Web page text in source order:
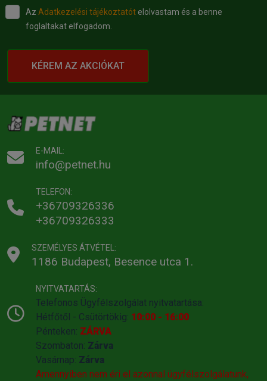
Az Adatkezelési tájékoztatót elolvastam és a benne
foglaltakat elfogadom.
KÉREM AZ AKCIÓKAT
E-MAIL:
info@petnet.hu
TELEFON:
+36709326336
+36709326333
SZEMÉLYES ÁTVÉTEL:
1186 Budapest, Besence utca 1.
NYITVATARTÁS:
Telefonos Ügyfélszolgálat nyitvatartása:
Hétfőtől - Csütörtökig: 10:00 - 16:00
Pénteken: ZÁRVA
Szombaton: Zárva
Vasárnap: Zárva
Amennyiben nem éri el azonnal ügyfélszolgálatunk,